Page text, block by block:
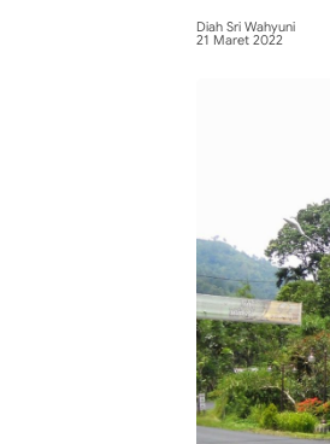
Diah Sri Wahyuni
21 Maret 2022